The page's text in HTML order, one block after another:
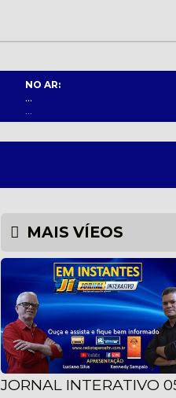
NO AR:
...
MAIS VÍEOS
JORNAL INTERATIVO